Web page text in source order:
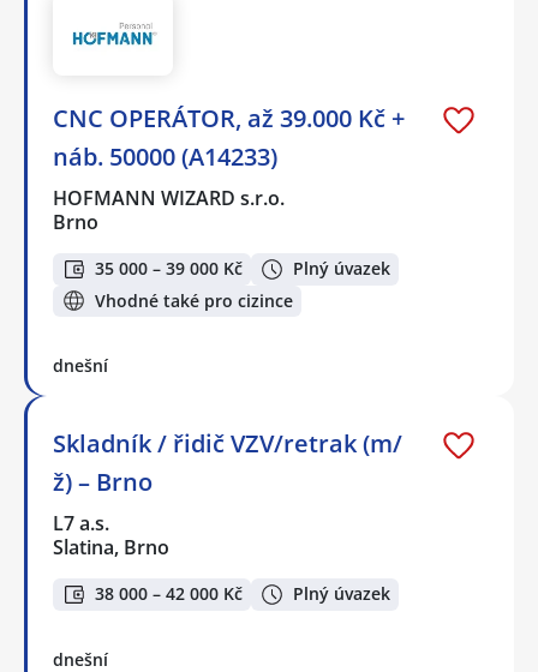
CNC OPERÁTOR, až 39.000 Kč +
náb. 50000 (A14233)
HOFMANN WIZARD s.r.o.
Brno
35 000 – 39 000 Kč
Plný úvazek
Vhodné také pro cizince
dnešní
Skladník / řidič VZV/retrak (m/
ž) – Brno
L7 a.s.
Slatina, Brno
38 000 – 42 000 Kč Plný úvazek
dnešní